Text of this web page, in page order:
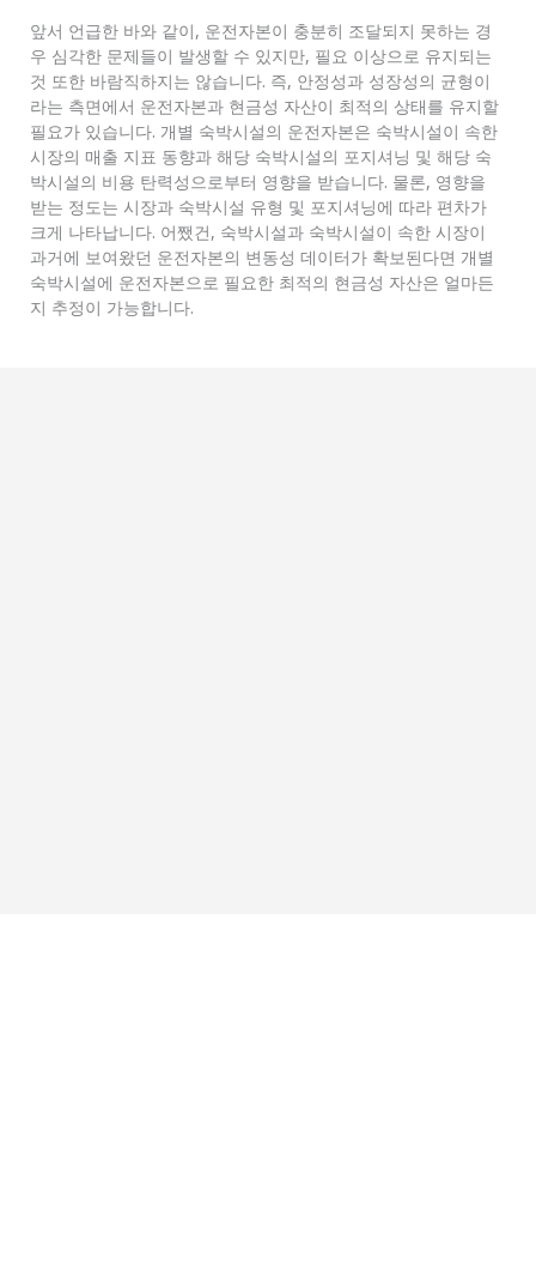
앞서 언급한 바와 같이, 운전자본이 충분히 조달되지 못하는 경
우 심각한 문제들이 발생할 수 있지만, 필요 이상으로 유지되는
것 또한 바람직하지는 않습니다. 즉, 안정성과 성장성의 균형이
라는 측면에서 운전자본과 현금성 자산이 최적의 상태를 유지할
필요가 있습니다. 개별 숙박시설의 운전자본은 숙박시설이 속한
시장의 매출 지표 동향과 해당 숙박시설의 포지셔닝 및 해당 숙
박시설의 비용 탄력성으로부터 영향을 받습니다. 물론, 영향을
받는 정도는 시장과 숙박시설 유형 및 포지셔닝에 따라 편차가
크게 나타납니다. 어쨌건, 숙박시설과 숙박시설이 속한 시장이
과거에 보여왔던 운전자본의 변동성 데이터가 확보된다면 개별
숙박시설에 운전자본으로 필요한 최적의 현금성 자산은 얼마든
지 추정이 가능합니다.